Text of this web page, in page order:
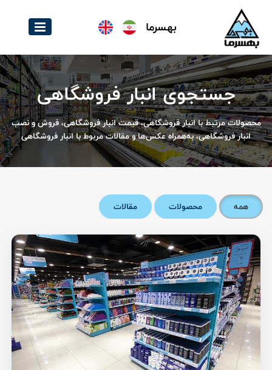
بهسرما
جستجوی انبار فروشگاهی
محصولات مرتبط با انبار فروشگاهی، قیمت انبار فروشگاهی، فروش و نصب
انبار فروشگاهی، به‌همراه عکس‌ها و مقالات مربوط با انبار فروشگاهی
همه محصولات مقالات